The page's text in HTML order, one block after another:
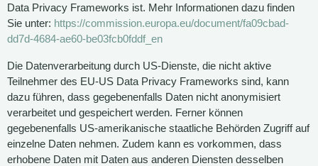
Data Privacy Frameworks ist. Mehr Informationen dazu finden
Sie unter: https://commission.europa.eu/document/fa09cbad-
dd7d-4684-ae60-be03fcb0fddf_en
Die Datenverarbeitung durch US-Dienste, die nicht aktive
Teilnehmer des EU-US Data Privacy Frameworks sind, kann
dazu führen, dass gegebenenfalls Daten nicht anonymisiert
verarbeitet und gespeichert werden. Ferner können
gegebenenfalls US-amerikanische staatliche Behörden Zugriff auf
einzelne Daten nehmen. Zudem kann es vorkommen, dass
erhobene Daten mit Daten aus anderen Diensten desselben